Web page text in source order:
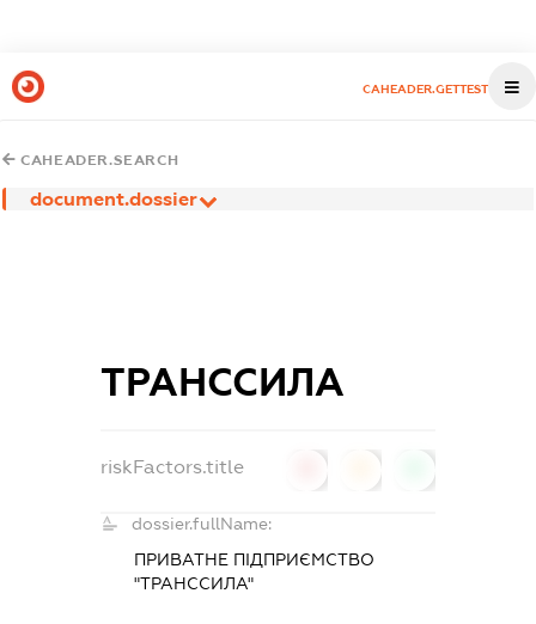
CAHEADER.GETTEST
CAHEADER.SEARCH
document.dossier
ТРАНССИЛА
riskFactors.title
dossier.fullName:
ПРИВАТНЕ ПІДПРИЄМСТВО
"ТРАНССИЛА"